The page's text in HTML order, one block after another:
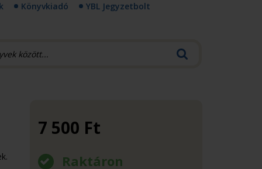
Könyvkiadó YBL Jegyzetbolt
7 500 Ft
Raktáron